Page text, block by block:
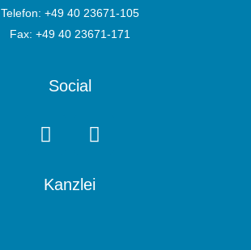
Telefon: +49 40 23671-105
Fax: +49 40 23671-171
Social
Kanzlei